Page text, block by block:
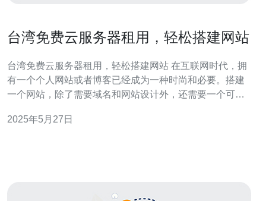
台湾免费云服务器租用，轻松搭建网站
台湾免费云服务器租用，轻松搭建网站 在互联网时代，拥
有一个个人网站或者博客已经成为一种时尚和必要。搭建
一个网站，除了需要域名和网站设计外，还需要一个可靠
租用服务，让您可以轻松搭建自己的网站。 台湾的免费云
2025年5月27日